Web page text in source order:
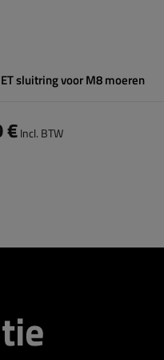
sluitring voor M8 moeren
€Incl. BTW